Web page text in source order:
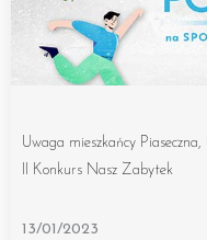
Uwaga mieszkańcy
II Konkurs Nasz Zabytek
13/01/2023